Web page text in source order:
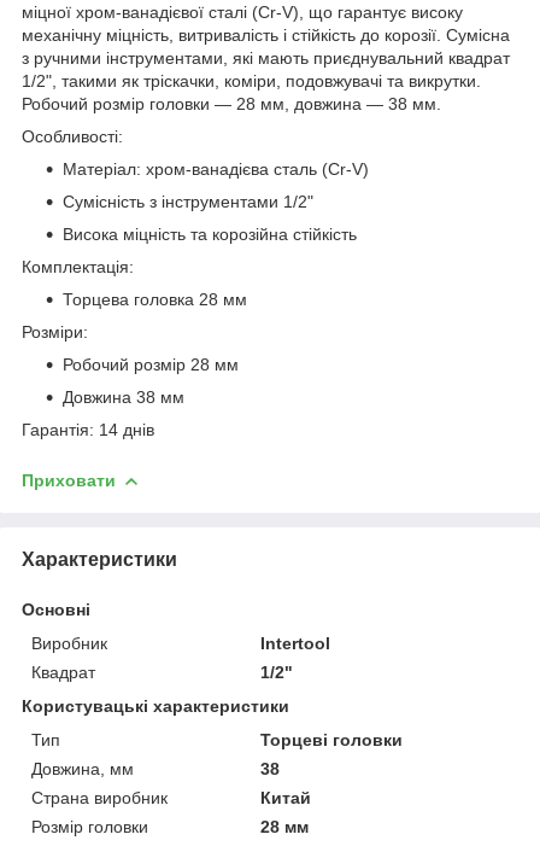
міцної хром-ванадієвої сталі (Cr-V), що гарантує високу
механічну міцність, витривалість і стійкість до корозії. Сумісна
з ручними інструментами, які мають приєднувальний квадрат
1/2", такими як тріскачки, коміри, подовжувачі та викрутки.
Робочий розмір головки — 28 мм, довжина — 38 мм.
Особливості:
Матеріал: хром-ванадієва сталь (Cr-V)
Сумісність з інструментами 1/2"
Висока міцність та корозійна стійкість
Комплектація:
Торцева головка 28 мм
Розміри:
Робочий розмір 28 мм
Довжина 38 мм
Гарантія: 14 днів
Приховати
Характеристики
Основні
Виробник
Intertool
Квадрат
1/2"
Користувацькі характеристики
Тип
Торцеві головки
Довжина, мм
38
Страна виробник
Китай
Розмір головки
28 мм